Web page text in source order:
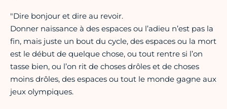
"Dire bonjour et dire au revoir.
Donner naissance à des espaces ou l’adieu n’est pas la
fin, mais juste un bout du cycle, des espaces ou la mort
est le début de quelque chose, ou tout rentre si l’on
tasse bien, ou l’on rit de choses drôles et de choses
moins drôles, des espaces ou tout le monde gagne aux
jeux olympiques.